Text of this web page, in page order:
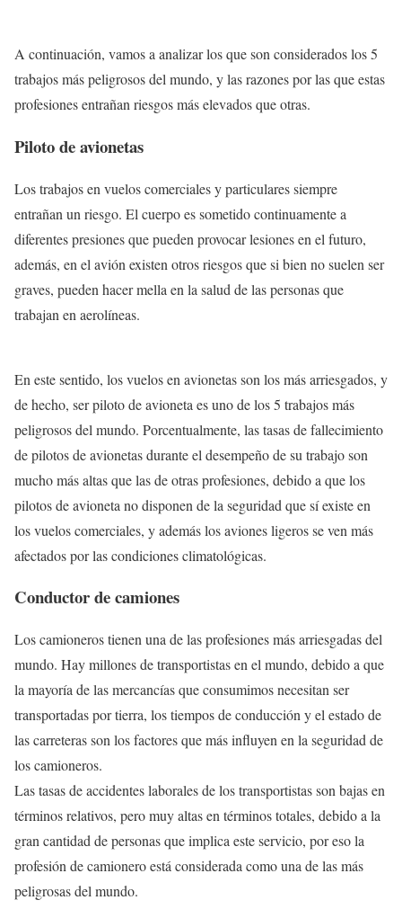
A continuación, vamos a analizar los que son considerados los 5
trabajos más peligrosos del mundo, y las razones por las que estas
profesiones entrañan riesgos más elevados que otras.
Piloto de avionetas
Los trabajos en vuelos comerciales y particulares siempre
entrañan un riesgo. El cuerpo es sometido continuamente a
diferentes presiones que pueden provocar lesiones en el futuro,
además, en el avión existen otros riesgos que si bien no suelen ser
graves, pueden hacer mella en la salud de las personas que
trabajan en aerolíneas.
En este sentido, los vuelos en avionetas son los más arriesgados, y
de hecho, ser piloto de avioneta es uno de los 5 trabajos más
peligrosos del mundo. Porcentualmente, las tasas de fallecimiento
de pilotos de avionetas durante el desempeño de su trabajo son
mucho más altas que las de otras profesiones, debido a que los
pilotos de avioneta no disponen de la seguridad que sí existe en
los vuelos comerciales, y además los aviones ligeros se ven más
afectados por las condiciones climatológicas.
Conductor de camiones
Los camioneros tienen una de las profesiones más arriesgadas del
mundo. Hay millones de transportistas en el mundo, debido a que
la mayoría de las mercancías que consumimos necesitan ser
transportadas por tierra, los tiempos de conducción y el estado de
las carreteras son los factores que más influyen en la seguridad de
los camioneros.
Las tasas de accidentes laborales de los transportistas son bajas en
términos relativos, pero muy altas en términos totales, debido a la
gran cantidad de personas que implica este servicio, por eso la
profesión de camionero está considerada como una de las más
peligrosas del mundo.